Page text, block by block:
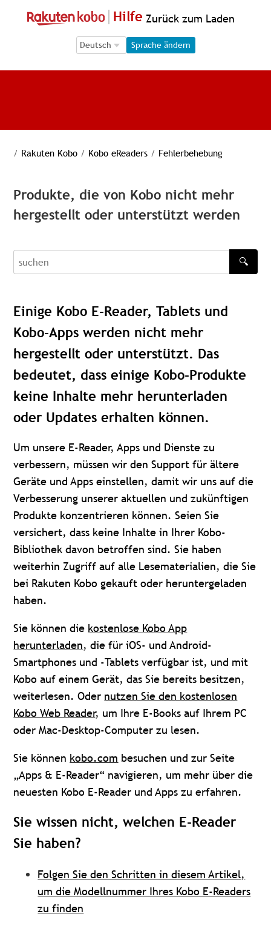
Hilfe Zurück zum Laden
Language Selection
Language Selection
Sprache ändern
/ Rakuten Kobo / Kobo eReaders / Fehlerbehebung
Produkte, die von Kobo nicht mehr
hergestellt oder unterstützt werden
recherche
🔍
Einige Kobo E-Reader, Tablets und
Kobo-Apps werden nicht mehr
hergestellt oder unterstützt. Das
bedeutet, dass einige Kobo-Produkte
keine Inhalte mehr herunterladen
oder Updates erhalten können.
Um unsere E-Reader, Apps und Dienste zu
verbessern, müssen wir den Support für ältere
Geräte und Apps einstellen, damit wir uns auf die
Verbesserung unserer aktuellen und zukünftigen
Produkte konzentrieren können. Seien Sie
versichert, dass keine Inhalte in Ihrer Kobo-
Bibliothek davon betroffen sind. Sie haben
weiterhin Zugriff auf alle Lesematerialien, die Sie
bei Rakuten Kobo gekauft oder heruntergeladen
haben.
Sie können die kostenlose Kobo App
herunterladen, die für iOS- und Android-
Smartphones und -Tablets verfügbar ist, und mit
Kobo auf einem Gerät, das Sie bereits besitzen,
weiterlesen. Oder nutzen Sie den kostenlosen
Kobo Web Reader, um Ihre E-Books auf Ihrem PC
oder Mac-Desktop-Computer zu lesen.
Sie können kobo.com besuchen und zur Seite
„Apps & E-Reader“ navigieren, um mehr über die
neuesten Kobo E-Reader und Apps zu erfahren.
Sie wissen nicht, welchen E-Reader
Sie haben?
Folgen Sie den Schritten in diesem Artikel,
um die Modellnummer Ihres Kobo E-Readers
zu finden